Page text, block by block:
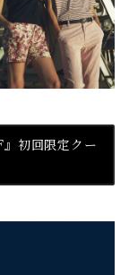
初回限定クー